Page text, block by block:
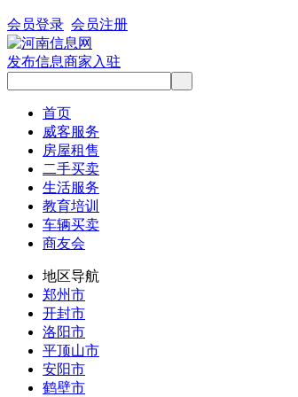
会员登录 会员注册
发布信息商家入驻
首页
威客服务
房屋租售
二手买卖
生活服务
教育培训
车辆买卖
商友会
地区导航
郑州市
开封市
洛阳市
平顶山市
安阳市
鹤壁市